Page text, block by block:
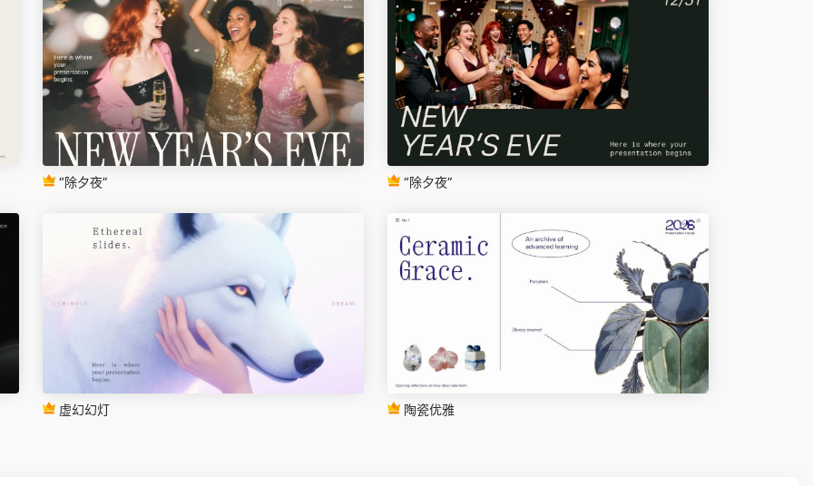
“除夕夜” “除夕夜”
虚幻幻灯 陶瓷优雅